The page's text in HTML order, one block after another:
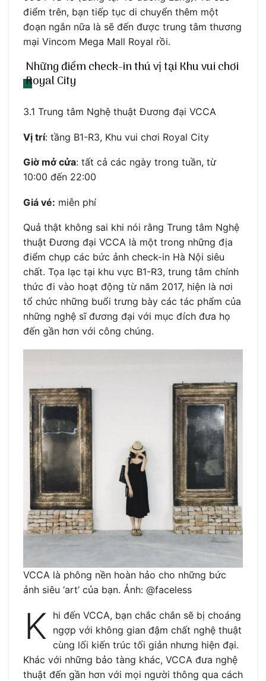
điểm trên, bạn tiếp tục di chuyển thêm một
đoạn ngắn nữa là sẽ đến được trung tâm thương
mại Vincom Mega Mall Royal rồi.
Những điểm check-in thú vị tại Khu vui chơi
Royal City
3.1 Trung tâm Nghệ thuật Đương đại VCCA
Vị trí: tầng B1-R3, Khu vui chơi Royal City
Giờ mở cửa: tất cả các ngày trong tuần, từ
10:00 đến 22:00
Giá vé: miễn phí
Quả thật không sai khi nói rằng Trung tâm Nghệ
thuật Đương đại VCCA là một trong những địa
điểm chụp các bức ảnh check-in Hà Nội siêu
chất. Tọa lạc tại khu vực B1-R3, trung tâm chính
thức đi vào hoạt động từ năm 2017, hiện là nơi
tổ chức những buổi trưng bày các tác phẩm của
những nghệ sĩ đương đại với mục đích đưa họ
đến gần hơn với công chúng.
VCCA là phông nền hoàn hảo cho những bức
ảnh siêu ‘art’ của bạn. Ảnh: @faceless
K hi đến VCCA, bạn chắc chắn sẽ bị choáng
ngợp với không gian đậm chất nghệ thuật
cùng lối kiến trúc tối giản nhưng hiện đại.
Khác với những bảo tàng khác, VCCA đưa nghệ
thuật đến gần hơn với mọi người thông qua cách